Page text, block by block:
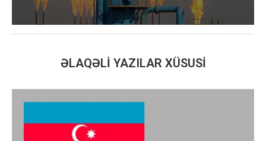
ƏLAQƏLI YAZILAR XÜSUSI